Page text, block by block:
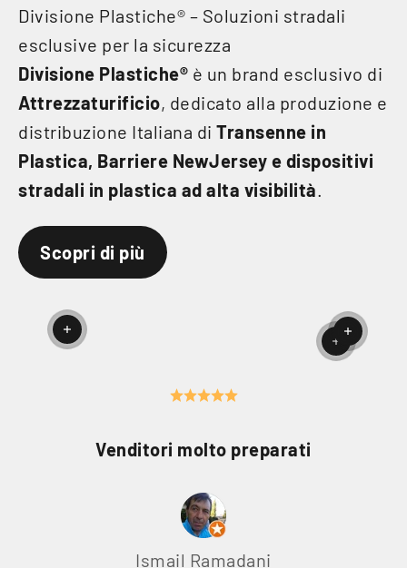
Divisione Plastiche® – Soluzioni stradali
esclusive per la sicurezza
Divisione Plastiche® è un brand esclusivo di
Attrezzaturificio, dedicato alla produzione e
distribuzione Italiana di Transenne in
Plastica, Barriere NewJersey e dispositivi
stradali in plastica ad alta visibilità.
Scopri di più
Per
Per saperne di più Per
Venditori molto preparati
Ismail Ramadani